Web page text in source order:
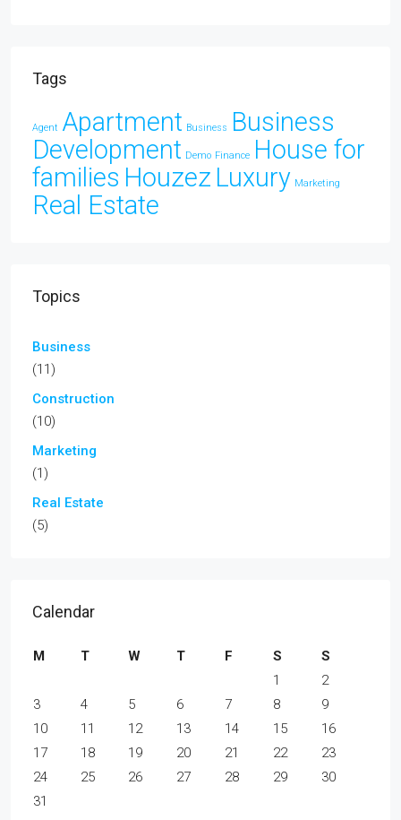
Tags
Agent Apartment Business
Business
Development Demo Finance House for
families Houzez Luxury Marketing
Real Estate
Topics
Business
(11)
Construction
(10)
Marketing
(1)
Real Estate
(5)
Calendar
M T W T F S
S
1
2
3
4 5 6 7 8
9
10
11 12 13 14 15
16
17
18 19 20 21 22
23
24
25 26 27 28 29
30
31